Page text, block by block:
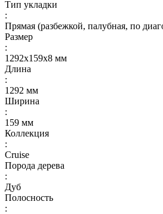
Тип укладки
:
Прямая (разбежкой, палубная, по
Размер
:
1292x159x8 мм
Длина
:
1292 мм
Ширина
:
159 мм
Коллекция
:
Cruise
Порода дерева
:
Дуб
Полосность
: